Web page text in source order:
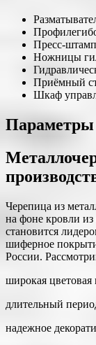
Пресс-
Ножницы
Приёмный
Шкаф
Параметры
Черепица из
на фоне кровли
становится
шиферное
России.
широкая цветовая
длительный
надежное